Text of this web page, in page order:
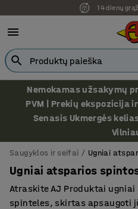
14 dienų
Nemokamas užsakymų
PVM | Prekių ekspozicija
Senasis Ukmergės
Saugyklos ir seifai Ugniai
Ugniai atsparios
Atraskite AJ Produktai
spinteles, skirtas apsaugoti